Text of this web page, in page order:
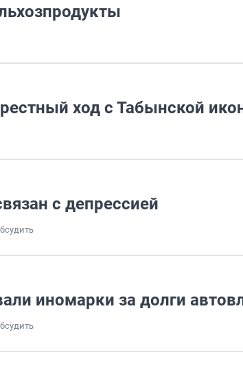
ход с Табынской
с депрессией
иномарки за долги